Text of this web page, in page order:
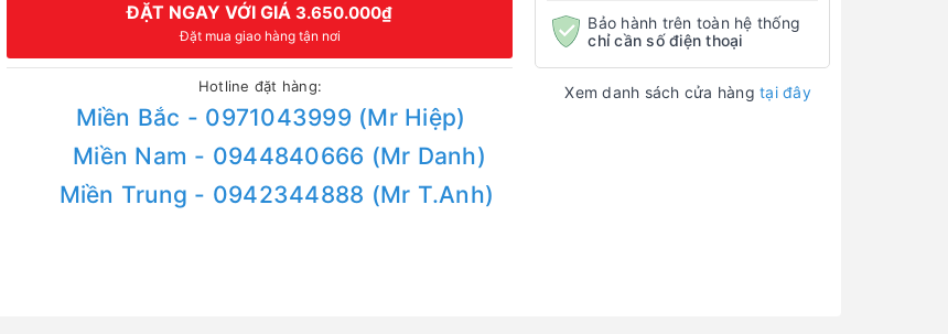
ĐẶT NGAY VỚI GIÁ 3.650.000₫
Đặt mua giao hàng tận nơi
Hotline đặt hàng:
Miền Bắc - 0971043999 (Mr Hiệp)
Miền Nam - 0944840666 (Mr Danh)
Miền Trung - 0942344888 (Mr T.Anh)
Bảo hành trên toàn hệ thống
chỉ cần số điện thoại
Xem danh sách cửa hàngtại đây